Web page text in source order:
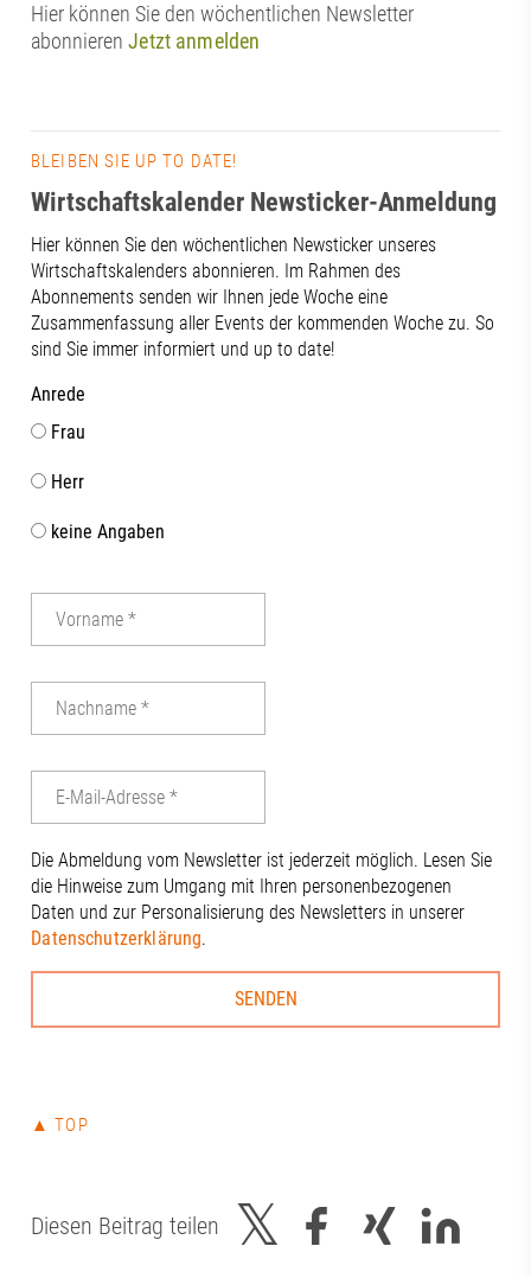
Hier können Sie den wöchentlichen Newsletter
abonnierenJetzt anmelden
BLEIBEN SIE UP TO DATE!
Wirtschaftskalender Newsticker-Anmeldung
Hier können Sie den wöchentlichen Newsticker unseres
Wirtschaftskalenders abonnieren. Im Rahmen des
Abonnements senden wir Ihnen jede Woche eine
Zusammenfassung aller Events der kommenden Woche zu. So
sind Sie immer informiert und up to date!
Anrede
Frau
Herr
keine Angaben
Die Abmeldung vom Newsletter ist jederzeit möglich. Lesen Sie
die Hinweise zum Umgang mit Ihren personenbezogenen
Daten und zur Personalisierung des Newsletters in unserer
Datenschutzerklärung.
▲ TOP
Diesen Beitrag teilen